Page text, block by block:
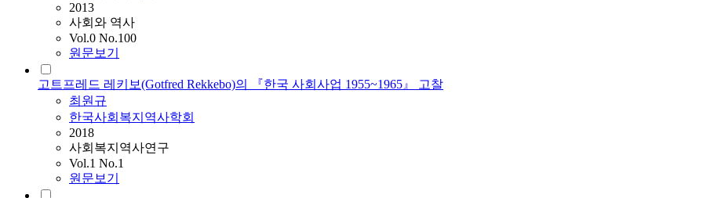
2013
사회와 역사
Vol.0 No.100
원문보기
고트프레드 레키보(Gotfred Rekkebo)의 『한국 사회사업 1955~1965』 고찰
최원규
한국사회복지역사학회
2018
사회복지역사연구
Vol.1 No.1
원문보기